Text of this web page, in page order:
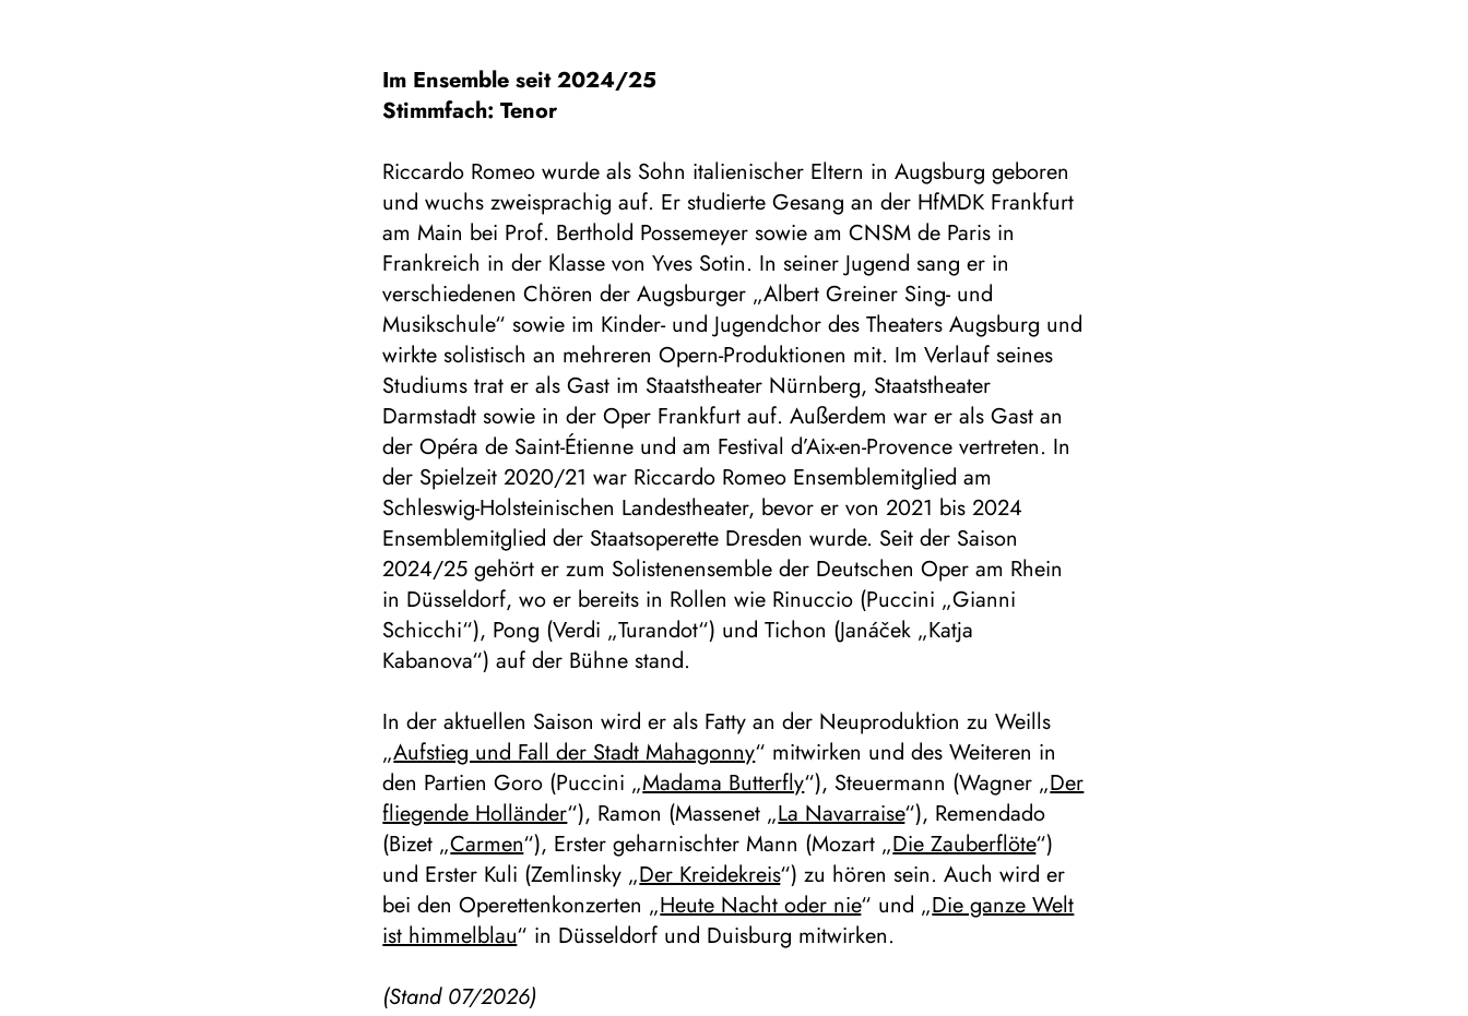
Im Ensemble seit 2024/25
Stimmfach: Tenor
Riccardo Romeo wurde als Sohn italienischer Eltern in Augsburg geboren
und wuchs zweisprachig auf. Er studierte Gesang an der HfMDK Frankfurt
am Main bei Prof. Berthold Possemeyer sowie am CNSM de Paris in
Frankreich in der Klasse von Yves Sotin. In seiner Jugend sang er in
verschiedenen Chören der Augsburger „Albert Greiner Sing- und
Musikschule“ sowie im Kinder- und Jugendchor des Theaters Augsburg und
wirkte solistisch an mehreren Opern-Produktionen mit. Im Verlauf seines
Studiums trat er als Gast im Staatstheater Nürnberg, Staatstheater
Darmstadt sowie in der Oper Frankfurt auf. Außerdem war er als Gast an
der Opéra de Saint-Étienne und am Festival d’Aix-en-Provence vertreten. In
der Spielzeit 2020/21 war Riccardo Romeo Ensemblemitglied am
Schleswig-Holsteinischen Landestheater, bevor er von 2021 bis 2024
Ensemblemitglied der Staatsoperette Dresden wurde. Seit der Saison
2024/25 gehört er zum Solistenensemble der Deutschen Oper am Rhein
in Düsseldorf, wo er bereits in Rollen wie Rinuccio (Puccini „Gianni
Schicchi“), Pong (Verdi „Turandot“) und Tichon (Janáček „Katja
Kabanova“) auf der Bühne stand.
In der aktuellen Saison wird er als Fatty an der Neuproduktion zu Weills
„Aufstieg und Fall der Stadt Mahagonny“ mitwirken und des Weiteren in
den Partien Goro (Puccini „Madama Butterfly“), Steuermann (Wagner „Der
fliegende Holländer“), Ramon (Massenet „La Navarraise“), Remendado
(Bizet „Carmen“), Erster geharnischter Mann (Mozart „Die Zauberflöte“)
und Erster Kuli (Zemlinsky „Der Kreidekreis“) zu hören sein. Auch wird er
bei den Operettenkonzerten „Heute Nacht oder nie“ und „Die ganze Welt
ist himmelblau“ in Düsseldorf und Duisburg mitwirken.
(Stand 07/2026)